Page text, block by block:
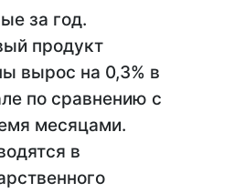
за год.
продукт
вырос на 0,3% в
по сравнению с
месяцами.
в